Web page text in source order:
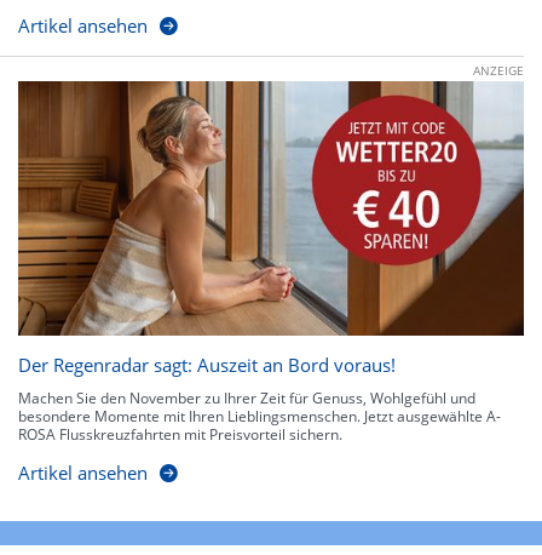
Artikel ansehen
ANZEIGE
Der Regenradar sagt: Auszeit an Bord voraus!
Machen Sie den November zu Ihrer Zeit für Genuss, Wohlgefühl und
besondere Momente mit Ihren Lieblingsmenschen. Jetzt ausgewählte A-
ROSA Flusskreuzfahrten mit Preisvorteil sichern.
Artikel ansehen